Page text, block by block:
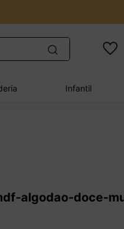
Infantil
algodao-doce-